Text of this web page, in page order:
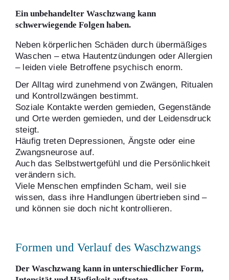
Ein unbehandelter Waschzwang kann
schwerwiegende Folgen haben.
Neben körperlichen Schäden durch übermäßiges
Waschen – etwa Hautentzündungen oder Allergien
– leiden viele Betroffene psychisch enorm.
Der Alltag wird zunehmend von Zwängen, Ritualen
und Kontrollzwängen bestimmt.
Soziale Kontakte werden gemieden, Gegenstände
und Orte werden gemieden, und der Leidensdruck
steigt.
Häufig treten Depressionen, Ängste oder eine
Zwangsneurose auf.
Auch das Selbstwertgefühl und die Persönlichkeit
verändern sich.
Viele Menschen empfinden Scham, weil sie
wissen, dass ihre Handlungen übertrieben sind –
und können sie doch nicht kontrollieren.
Formen und Verlauf des Waschzwangs
Der Waschzwang kann in unterschiedlicher Form,